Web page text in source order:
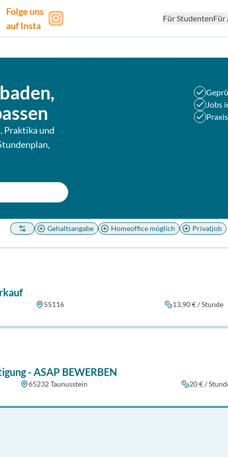
Folge uns
auf Insta
Für StudentenFür
,
Praktika und
Jobs
Gehaltsangabe Homeoffice möglich Privatjob
55116 13.90 € / Stunde
- ASAP BEWERBEN
65232 Taunusstein 20 € /